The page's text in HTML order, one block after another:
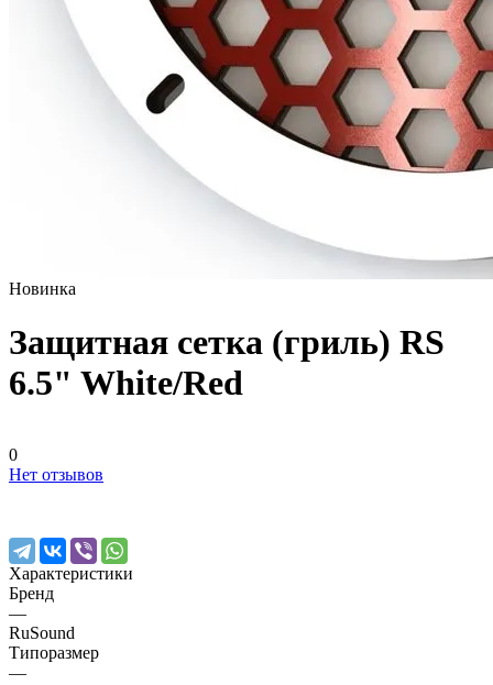
Новинка
Защитная сетка (гриль) RS
6.5" White/Red
0
Нет отзывов
Характеристики
Бренд
—
RuSound
Типоразмер
—